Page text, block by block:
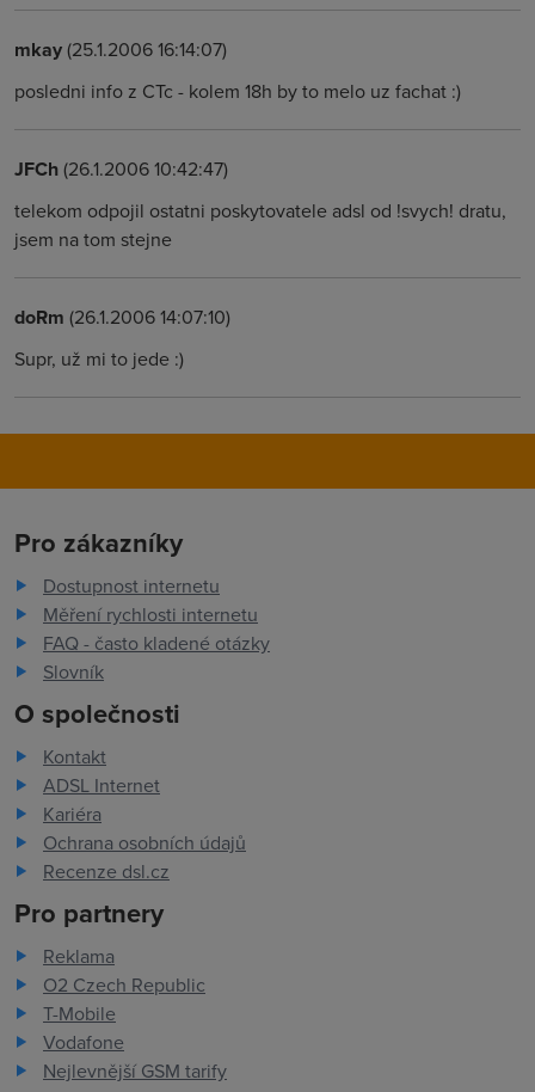
mkay(25.1.2006 16:14:07)
posledni info z CTc - kolem 18h by to melo uz fachat :)
JFCh(26.1.2006 10:42:47)
telekom odpojil ostatni poskytovatele adsl od !svych! dratu,
jsem na tom stejne
doRm (26.1.2006 14:07:10)
Supr, už mi to jede :)
Pro zákazníky
Dostupnost internetu
Měření rychlosti internetu
FAQ - často kladené otázky
Slovník
O společnosti
Kontakt
ADSL Internet
Kariéra
Ochrana osobních údajů
Recenze dsl.cz
Pro partnery
Reklama
O2 Czech Republic
T-Mobile
Vodafone
Nejlevnější GSM tarify